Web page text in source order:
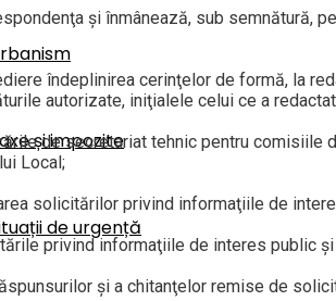
și impozite
de urgență
şi înmânează, sub semnătură,
îndeplinirea cerinţelor de formă, la
autorizate, iniţialele celui ce a
de secretariat tehnic pentru
Local;
solicitărilor privind informaţiile de
privind informaţiile de interes public
şi a chitanţelor remise de